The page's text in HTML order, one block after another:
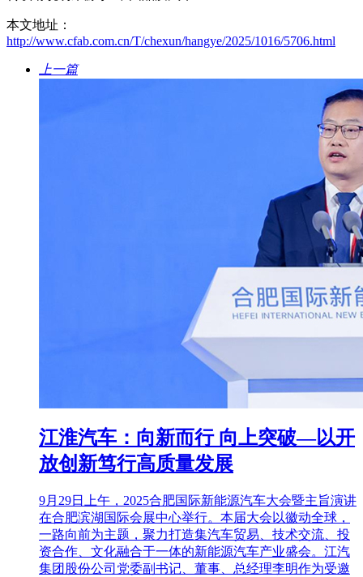
本文地址：
http://www.cfab.com.cn/T/chexun/hangye/2025/1016/5706.html
上一篇
江淮汽车：向新而行 向上突破—以开
放创新笃行高质量发展
9月29日上午，2025合肥国际新能源汽车大会暨主旨演讲
在合肥滨湖国际会展中心举行。本届大会以徽动全球，
一路向前为主题，聚力打造集汽车贸易、技术交流、投
资合作、文化融合于一体的新能源汽车产业盛会。江汽
集团股份公司党委副书记、董事、总经理李明作为受邀